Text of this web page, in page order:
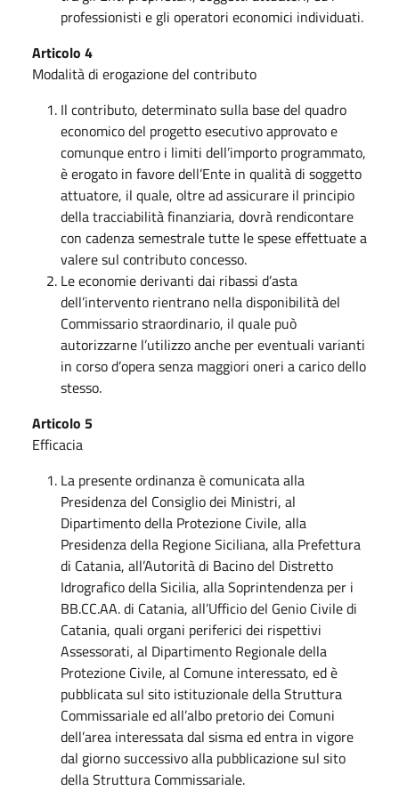
professionisti e gli operatori economici individuati.
Articolo 4
Modalità di erogazione del contributo
Il contributo, determinato sulla base del quadro
economico del progetto esecutivo approvato e
comunque entro i limiti dell’importo programmato,
è erogato in favore dell’Ente in qualità di soggetto
attuatore, il quale, oltre ad assicurare il principio
della tracciabilità finanziaria, dovrà rendicontare
con cadenza semestrale tutte le spese effettuate a
valere sul contributo concesso.
Le economie derivanti dai ribassi d’asta
dell’intervento rientrano nella disponibilità del
Commissario straordinario, il quale può
autorizzarne l’utilizzo anche per eventuali varianti
in corso d’opera senza maggiori oneri a carico dello
stesso.
Articolo 5
Efficacia
La presente ordinanza è comunicata alla
Presidenza del Consiglio dei Ministri, al
Dipartimento della Protezione Civile, alla
Presidenza della Regione Siciliana, alla Prefettura
di Catania, all’Autorità di Bacino del Distretto
Idrografico della Sicilia, alla Soprintendenza per i
BB.CC.AA. di Catania, all’Ufficio del Genio Civile di
Catania, quali organi periferici dei rispettivi
Assessorati, al Dipartimento Regionale della
Protezione Civile, al Comune interessato, ed è
pubblicata sul sito istituzionale della Struttura
Commissariale ed all’albo pretorio dei Comuni
dell’area interessata dal sisma ed entra in vigore
dal giorno successivo alla pubblicazione sul sito
della Struttura Commissariale.